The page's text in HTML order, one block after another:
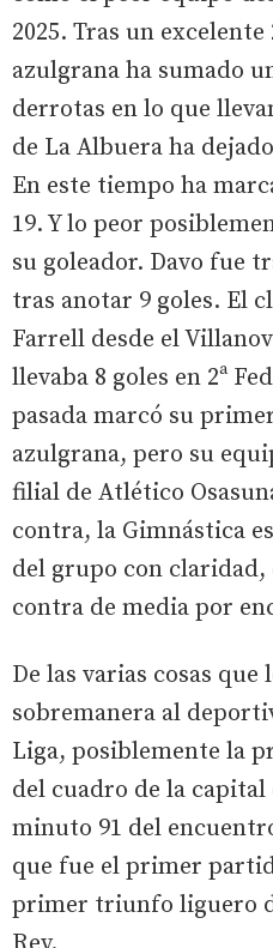
2025. Tras un
azulgrana ha sumado
derrotas en lo que
de La Albuera ha
En este tiempo ha
19. Y lo peor
su goleador. Davo fue
tras anotar 9 goles. El
Farrell desde el
llevaba 8 goles en 2ª
pasada marcó su
azulgrana, pero su
filial de Atlético
contra, la Gimnástica
del grupo con claridad,
contra de media por
De las varias cosas que
sobremanera al
Liga, posiblemente la
del cuadro de la
minuto 91 del
que fue el primer
primer triunfo liguero